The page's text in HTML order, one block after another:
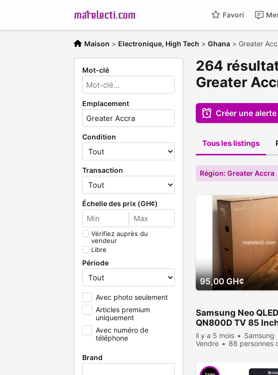
Favori
Maison > Electronique, High Tech > Ghana > Greater
Mot-clé
Emplacement
Condition
Transaction
Échelle des prix (GH¢)
Vérifiez auprès du
vendeur
Libre
Période
Avec photo seulement
Articles premium
uniquement
Avec numéro de
téléphone
Brand
264
Greater
Créer une alerte
Tous les listings
Région: Greater Accra
95,00 GH¢
Samsung Neo
QN800D TV 85
il y a 5 mois Samsung
Vendre
88 personnes